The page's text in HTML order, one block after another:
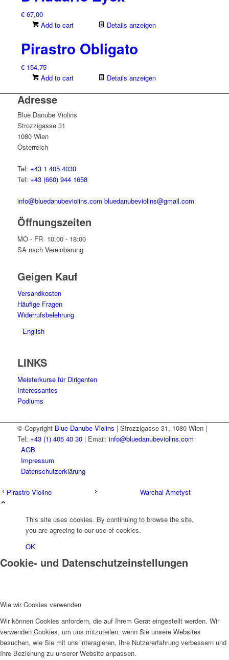
€67,00
Add to cart
Details anzeigen
Pirastro Obligato
€154,75
Add to cart
Details anzeigen
Adresse
Blue Danube Violins
Strozzigasse 31
1080 Wien
Österreich
Tel: +43 1 405 4030
Tel: +43 (660) 944 1658
info@bluedanubeviolins.com bluedanubeviolins@gmail.com
Öffnungszeiten
MO - FR 10:00 - 18:00
SA nach Vereinbarung
Geigen Kauf
Versandkosten
Häufige Fragen
Widerrufsbelehrung
English
LINKS
Meisterkurse für Dirigenten
Interessantes
Podiums
© Copyright Blue Danube Violins | Strozzigasse 31, 1080 Wien |
Tel: +43 (1) 405 40 30| Email: info@bluedanubeviolins.com
AGB
Impressum
Datenschutzerklärung
Pirastro Violino Warchal Ametyst
This site uses cookies. By continuing to browse the site,
you are agreeing to our use of cookies.
OK
Cookie- und Datenschutzeinstellungen
Wie wir Cookies verwenden
Wir können Cookies anfordern, die auf Ihrem Gerät eingestellt werden. Wir
verwenden Cookies, um uns mitzuteilen, wenn Sie unsere Websites
besuchen, wie Sie mit uns interagieren, Ihre Nutzererfahrung verbessern und
Ihre Beziehung zu unserer Website anpassen.